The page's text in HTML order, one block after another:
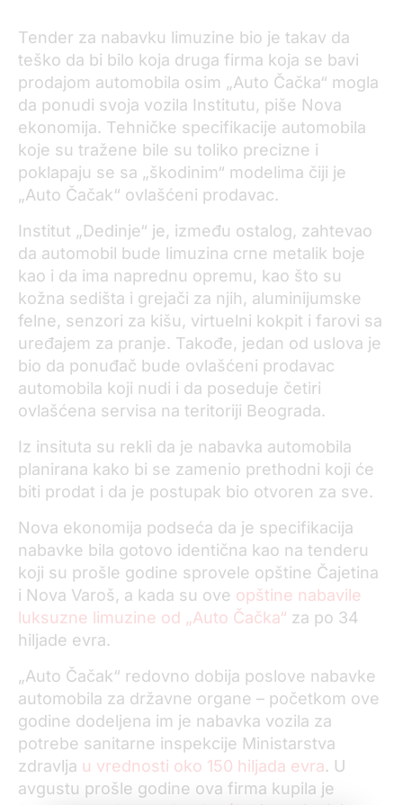
Tender za nabavku limuzine bio je takav da
teško da bi bilo koja druga firma koja se bavi
prodajom automobila osim „Auto Čačka“ mogla
da ponudi svoja vozila Institutu, piše Nova
ekonomija. Tehničke specifikacije automobila
koje su tražene bile su toliko precizne i
poklapaju se sa „škodinim“ modelima čiji je
„Auto Čačak“ ovlašćeni prodavac.
Institut „Dedinje“ je, između ostalog, zahtevao
da automobil bude limuzina crne metalik boje
kao i da ima naprednu opremu, kao što su
kožna sedišta i grejači za njih, aluminijumske
felne, senzori za kišu, virtuelni kokpit i farovi sa
uređajem za pranje. Takođe, jedan od uslova je
bio da ponuđač bude ovlašćeni prodavac
automobila koji nudi i da poseduje četiri
ovlašćena servisa na teritoriji Beograda.
Iz insituta su rekli da je nabavka automobila
planirana kako bi se zamenio prethodni koji će
biti prodat i da je postupak bio otvoren za sve.
Nova ekonomija podseća da je specifikacija
nabavke bila gotovo identična kao na tenderu
koji su prošle godine sprovele opštine Čajetina
i Nova Varoš, a kada su ove opštine nabavile
luksuzne limuzine od „Auto Čačka“ za po 34
hiljade evra.
„Auto Čačak“ redovno dobija poslove nabavke
automobila za državne organe – početkom ove
godine dodeljena im je nabavka vozila za
potrebe sanitarne inspekcije Ministarstva
zdravlja u vrednosti oko 150 hiljada evra. U
avgustu prošle godine ova firma kupila je